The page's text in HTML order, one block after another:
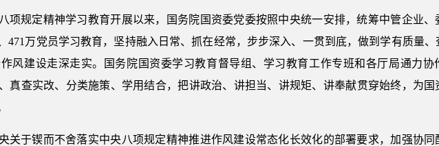
项规定精神学习教育开展以来，国务院国资委党委按照中央统一安排，统筹中管企业、
471万党员学习教育，坚持融入日常、抓在经常，步步深入、一贯到底，做到学有质量、
风建设走深走实。国务院国资委学习教育督导组、学习教育工作专班和各厅局通力协
真查实改、分类施策、学用结合，把讲政治、讲担当、讲规矩、讲奉献贯穿始终，为国
关于锲而不舍落实中央八项规定精神推进作风建设常态化长效化的部署要求，加强协同